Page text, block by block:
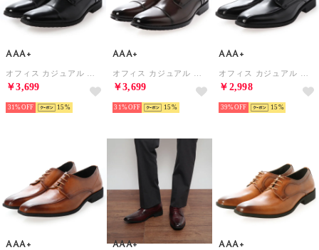
AAA+
￥3,699
31% 15
AAA+
￥3,699
31% 15
AAA+
￥2,998
39% 15
AAA+ AAA+ AAA+